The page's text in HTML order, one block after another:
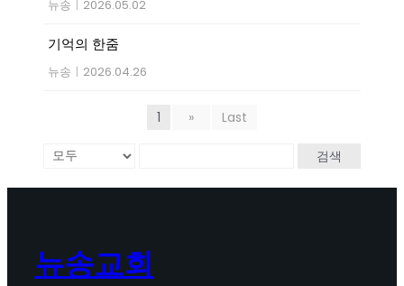
뉴송 | 2026.05.02
기억의 한줌
뉴송 | 2026.04.26
1 » Last
검색
뉴송교회